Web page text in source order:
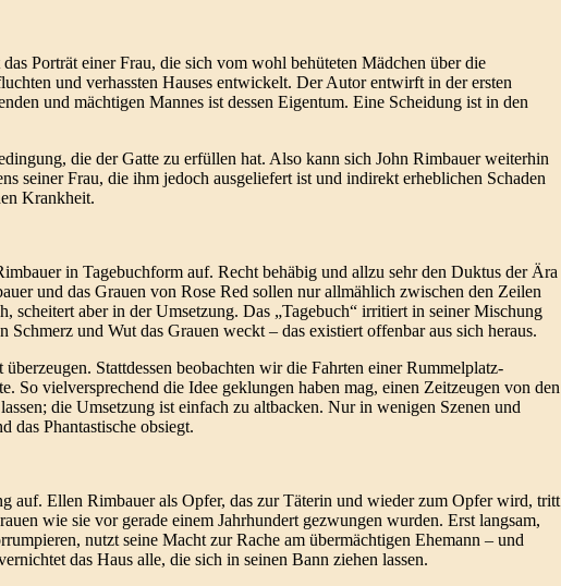
Porträt einer Frau, die sich vom wohl behüteten Mädchen über die
und verhassten Hauses entwickelt. Der Autor entwirft in der ersten
und mächtigen Mannes ist dessen Eigentum. Eine Scheidung ist in den
die der Gatte zu erfüllen hat. Also kann sich John Rimbauer weiterhin
seiner Frau, die ihm jedoch ausgeliefert ist und indirekt erheblichen Schaden
Krankheit.
in Tagebuchform auf. Recht behäbig und allzu sehr den Duktus der Ära
und das Grauen von Rose Red sollen nur allmählich zwischen den Zeilen
scheitert aber in der Umsetzung. Das „Tagebuch“ irritiert in seiner Mischung
und Wut das Grauen weckt – das existiert offenbar aus sich heraus.
Stattdessen beobachten wir die Fahrten einer Rummelplatz-
So vielversprechend die Idee geklungen haben mag, einen Zeitzeugen von den
die Umsetzung ist einfach zu altbacken. Nur in wenigen Szenen und
das Phantastische obsiegt.
auf. Ellen Rimbauer als Opfer, das zur Täterin und wieder zum Opfer wird, tritt
wie sie vor gerade einem Jahrhundert gezwungen wurden. Erst langsam,
nutzt seine Macht zur Rache am übermächtigen Ehemann – und
das Haus alle, die sich in seinen Bann ziehen lassen.